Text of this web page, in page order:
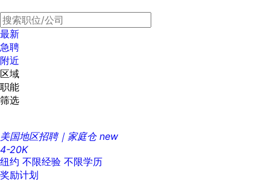
最新
急聘
附近
区域
职能
筛选
美国地区招聘｜家庭仓 new
4-20K
纽约 不限经验 不限学历
奖励计划